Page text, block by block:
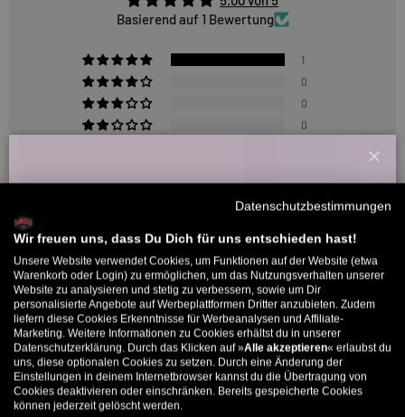
Basierend auf 1 Bewertung
1
0
0
0
02/01/2026
Jonas Haase
Sehr gute Brille
Sitzt sehr stabil und rutscht nicht.
Willkommensbonus
Willkommens-Rabattcode direkt per Mail zugeschickt.
Bis zu 11% Rabatt auf deine erste Bestellung. Aufgepasst: Du
kannst nur 1x wählen! 🤫
5% ab €80 9% ab €100 11% ab €150 🔥
E-Mail
MÄNNER
Datenschutzbestimmungen
Wir freuen uns, dass Du Dich für uns entschieden hast!
Unsere Website verwendet Cookies, um Funktionen auf der Website (etwa
Warenkorb oder Login) zu ermöglichen, um das Nutzungsverhalten unserer
Website zu analysieren und stetig zu verbessern, sowie um Dir
personalisierte Angebote auf Werbeplattformen Dritter anzubieten. Zudem
liefern diese Cookies Erkenntnisse für Werbeanalysen und Affiliate-
Marketing. Weitere Informationen zu Cookies erhältst du in unserer
Datenschutzerklärung. Durch das Klicken auf »Alle akzeptieren« erlaubst du
uns, diese optionalen Cookies zu setzen. Durch eine Änderung der
Einstellungen in deinem Internetbrowser kannst du die Übertragung von
Cookies deaktivieren oder einschränken. Bereits gespeicherte Cookies
können jederzeit gelöscht werden.